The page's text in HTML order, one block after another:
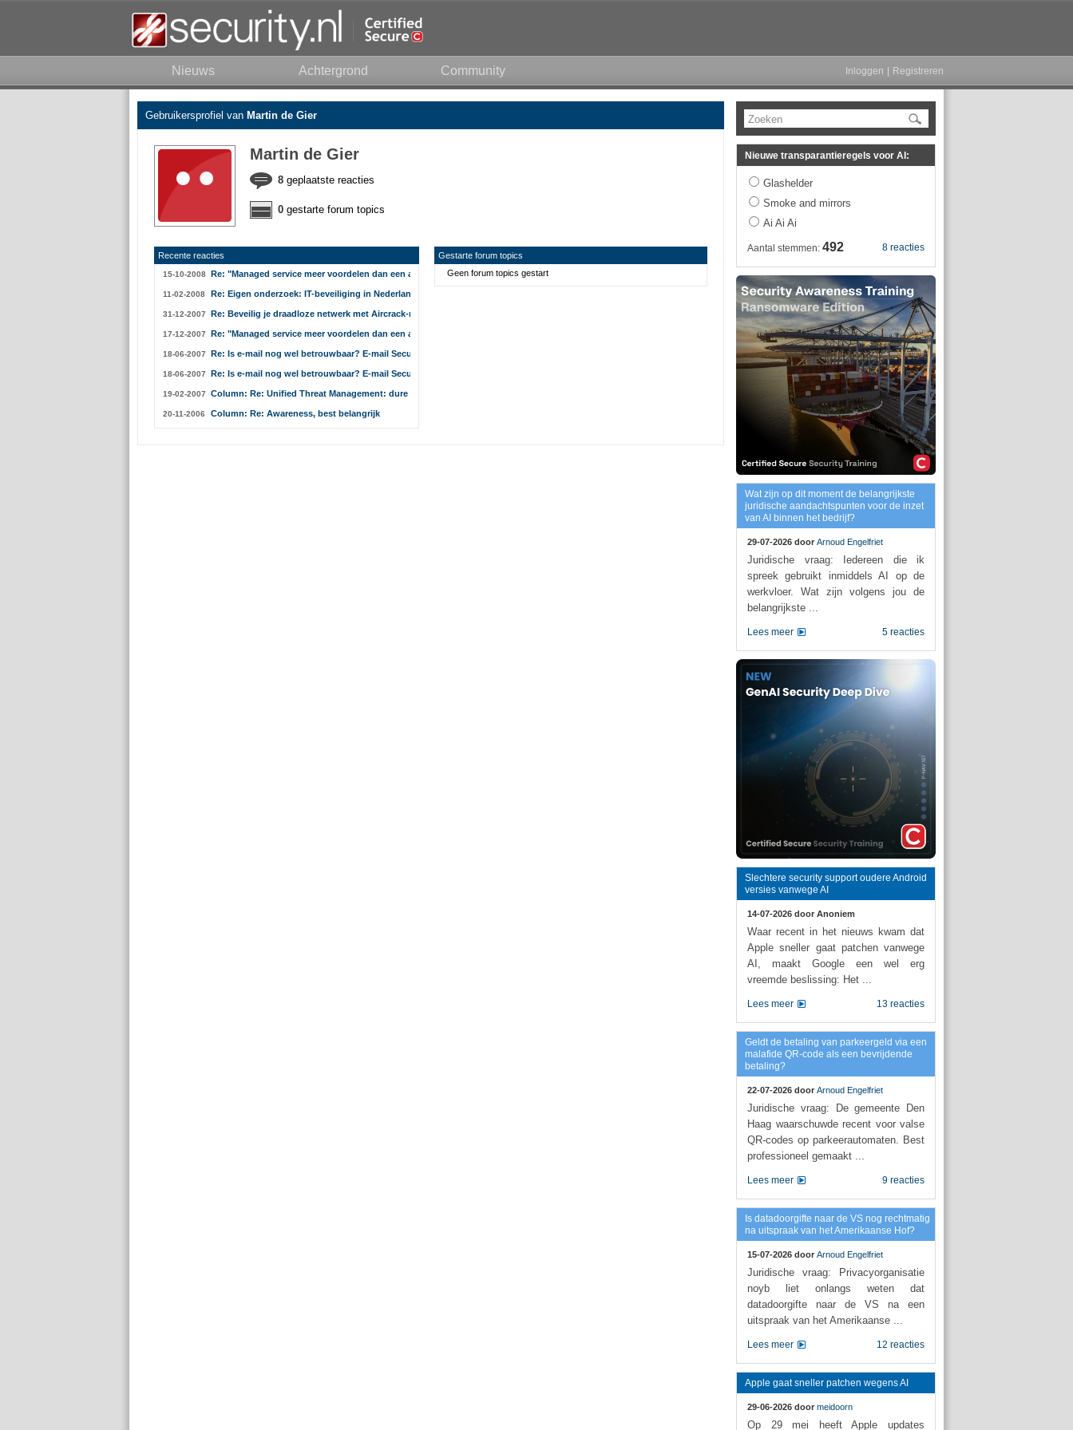
Nieuws Achtergrond Community Inloggen Registreren
Gebruikersprofiel van Martin de Gier
Martin de Gier
8 geplaatste reacties
0 gestarte forum topics
Recente reacties
15-10-2008 Re: "Managed service meer voordelen dan een appliance"
11-02-2008 Re: Eigen onderzoek: IT-beveiliging in Nederland niet waterdicht
31-12-2007 Re: Beveilig je draadloze netwerk met Aircrack-ng
17-12-2007 Re: "Managed service meer voordelen dan een appliance"
18-06-2007 Re: Is e-mail nog wel betrouwbaar? E-mail Security Themaweek
18-06-2007 Re: Is e-mail nog wel betrouwbaar? E-mail Security Themaweek
19-02-2007 Column: Re: Unified Threat Management: dure mensen, goeie spullen?
20-11-2006 Column: Re: Awareness, best belangrijk
Gestarte forum topics
Geen forum topics gestart
Zoeken
Nieuwe transparantieregels voor AI:
Glashelder
Smoke and mirrors
Ai Ai Ai
8 reacties
Aantal stemmen: 492
Wat zijn op dit moment de belangrijkste
juridische aandachtspunten voor de inzet
van AI binnen het bedrijf?
29-07-2026 door Arnoud Engelfriet
Juridische vraag: Iedereen die ik
spreek gebruikt inmiddels AI op de
werkvloer. Wat zijn volgens jou de
belangrijkste ...
5 reacties
Lees meer
Slechtere security support oudere Android
versies vanwege AI
14-07-2026 door Anoniem
Waar recent in het nieuws kwam dat
Apple sneller gaat patchen vanwege
AI, maakt Google een wel erg
vreemde beslissing: Het ...
13 reacties
Lees meer
Geldt de betaling van parkeergeld via een
malafide QR-code als een bevrijdende
betaling?
22-07-2026 door Arnoud Engelfriet
Juridische vraag: De gemeente Den
Haag waarschuwde recent voor valse
QR-codes op parkeerautomaten. Best
professioneel gemaakt ...
9 reacties
Lees meer
Is datadoorgifte naar de VS nog rechtmatig
na uitspraak van het Amerikaanse Hof?
15-07-2026 door Arnoud Engelfriet
Juridische vraag: Privacyorganisatie
noyb liet onlangs weten dat
datadoorgifte naar de VS na een
uitspraak van het Amerikaanse ...
12 reacties
Lees meer
Apple gaat sneller patchen wegens AI
29-06-2026 door meidoorn
Op 29 mei heeft Apple updates